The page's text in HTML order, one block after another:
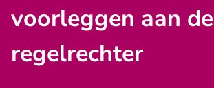
voorleggen aan de
regelrechter